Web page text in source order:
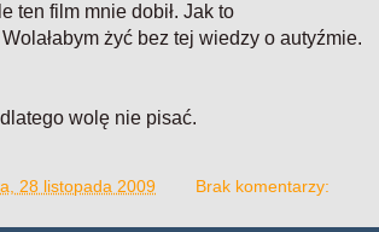
ten film mnie dobił. Jak to
żyć bez tej wiedzy o autyźmie.
wolę nie pisać.
28 listopada 2009 Brak komentarzy: